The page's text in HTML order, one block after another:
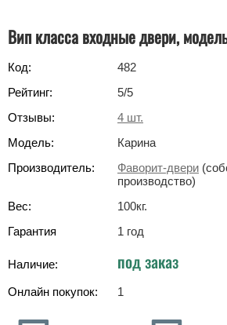
Вип класса входные двери,
Код:
482
Рейтинг:
5/5
Отзывы:
4 шт.
Модель:
Карина
Производитель:
Фаворит-двери
производство)
Вес:
100кг.
Гарантия
1 год
Наличие: под заказ
Онлайн покупок: 1